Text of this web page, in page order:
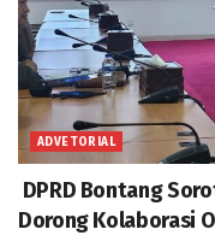
ADVETORIAL
DPRD Bontang
Dorong Kolaborasi